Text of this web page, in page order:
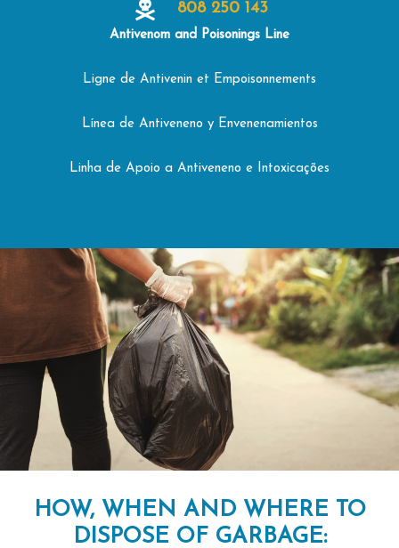
808 250 143
Antivenom and Poisonings Line
Ligne de Antivenin et Empoisonnements
Línea de Antiveneno y Envenenamientos
Linha de Apoio a Antiveneno e Intoxicações
HOW, WHEN AND WHERE TO
DISPOSE OF GARBAGE: